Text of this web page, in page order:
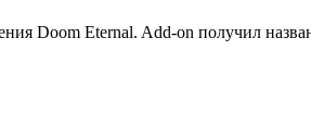
Doom Eternal. Add-on получил